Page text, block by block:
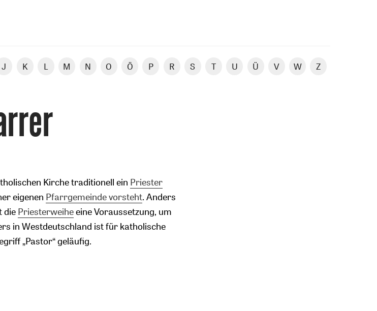
J K L M N O Ö P R S T U Ü V W Z
Kirche traditionell ein Priester
eigenen Pfarrgemeinde vorsteht. Anders
die Priesterweiheeine Voraussetzung, um
in Westdeutschland ist für katholische
„Pastor“ geläufig.